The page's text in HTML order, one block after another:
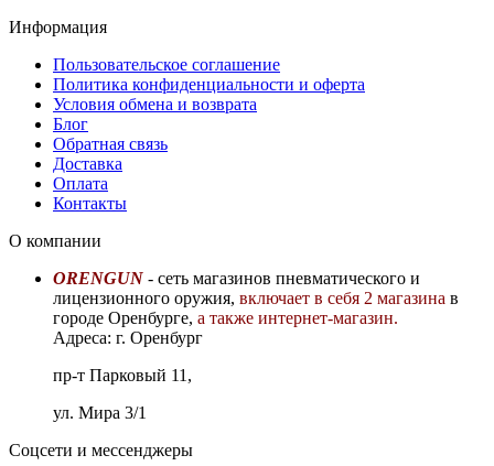
Информация
Пользовательское соглашение
Политика конфиденциальности и оферта
Условия обмена и возврата
Блог
Обратная связь
Доставка
Оплата
Контакты
О компании
ORENGUN - сеть магазинов пневматического и
лицензионного оружия, включает в себя 2 магазина в
городе Оренбурге, а также интернет-магазин.
Адреса: г. Оренбург
пр-т Парковый 11,
ул. Мира 3/1
Соцсети и мессенджеры